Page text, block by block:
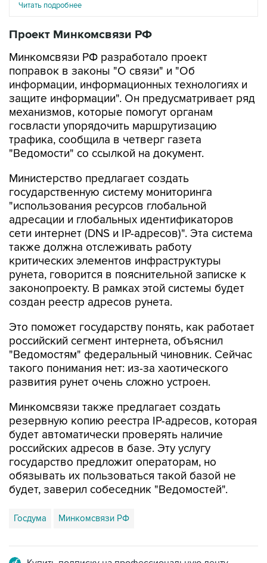
Читать подробнее
Проект Минкомсвязи РФ
Минкомсвязи РФ разработало проект
поправок в законы "О связи" и "Об
информации, информационных технологиях и
защите информации". Он предусматривает ряд
механизмов, которые помогут органам
госвласти упорядочить маршрутизацию
трафика, сообщила в четверг газета
"Ведомости" со ссылкой на документ.
Министерство предлагает создать
государственную систему мониторинга
"использования ресурсов глобальной
адресации и глобальных идентификаторов
сети интернет (DNS и IP-адресов)". Эта система
также должна отслеживать работу
критических элементов инфраструктуры
рунета, говорится в пояснительной записке к
законопроекту. В рамках этой системы будет
создан реестр адресов рунета.
Это поможет государству понять, как работает
российский сегмент интернета, объяснил
"Ведомостям" федеральный чиновник. Сейчас
такого понимания нет: из-за хаотического
развития рунет очень сложно устроен.
Минкомсвязи также предлагает создать
резервную копию реестра IP-адресов, которая
будет автоматически проверять наличие
российских адресов в базе. Эту услугу
государство предложит операторам, но
обязывать их пользоваться такой базой не
будет, заверил собеседник "Ведомостей".
Госдума Минкомсвязи РФ